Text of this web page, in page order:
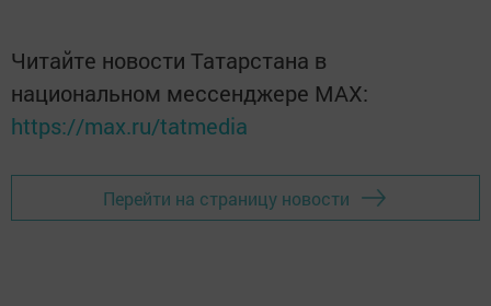
Читайте новости Татарстана в
национальном мессенджере MАХ:
https://max.ru/tatmedia
Перейти на страницу новости